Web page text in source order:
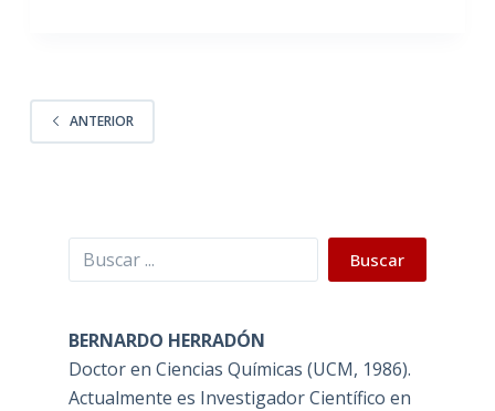
ANTERIOR
Buscar Buscar
BERNARDO HERRADÓN
Doctor en Ciencias Químicas (UCM, 1986).
Actualmente es Investigador Científico en